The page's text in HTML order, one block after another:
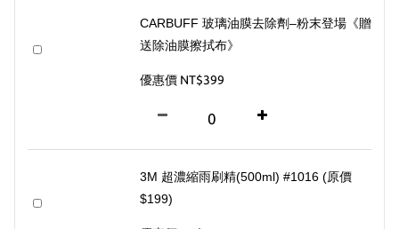
CARBUFF 玻璃油膜去除劑–粉末登場《贈
送除油膜擦拭布》
優惠價 NT$399
3M 超濃縮雨刷精(500ml) #1016 (原價
$199)